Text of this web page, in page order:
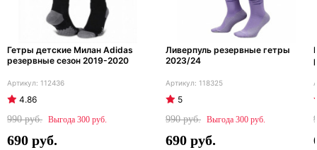
Гетры детские Милан Adidas
резервные сезон 2019-2020
112436
4.86
990
300
690
Ливерпуль резервные гетры
2023/24
118325
5
990
300
690